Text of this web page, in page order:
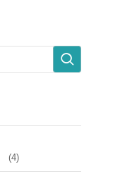
(4)